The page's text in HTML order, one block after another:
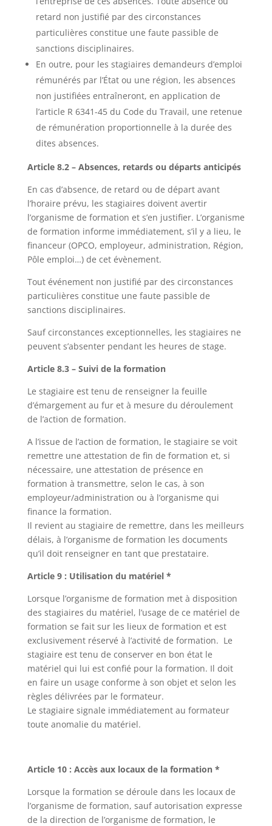
retard non justifié par des circonstances
particulières constitue une faute passible de
sanctions disciplinaires.
En outre, pour les stagiaires demandeurs d’emploi
rémunérés par l’État ou une région, les absences
non justifiées entraîneront, en application de
l’article R 6341-45 du Code du Travail, une retenue
de rémunération proportionnelle à la durée des
dites absences.
Article 8.2 – Absences, retards ou départs anticipés
En cas d’absence, de retard ou de départ avant
l’horaire prévu, les stagiaires doivent avertir
l’organisme de formation et s’en justifier. L’organisme
de formation informe immédiatement, s’il y a lieu, le
financeur (OPCO, employeur, administration, Région,
Pôle emploi…) de cet évènement.
Tout événement non justifié par des circonstances
particulières constitue une faute passible de
sanctions disciplinaires.
Sauf circonstances exceptionnelles, les stagiaires ne
peuvent s’absenter pendant les heures de stage.
Article 8.3 – Suivi de la formation
Le stagiaire est tenu de renseigner la feuille
d’émargement au fur et à mesure du déroulement
de l’action de formation.
A l’issue de l’action de formation, le stagiaire se voit
remettre une attestation de fin de formation et, si
nécessaire, une attestation de présence en
formation à transmettre, selon le cas, à son
employeur/administration ou à l’organisme qui
finance la formation.
Il revient au stagiaire de remettre, dans les meilleurs
délais, à l’organisme de formation les documents
qu’il doit renseigner en tant que prestataire.
Article 9 : Utilisation du matériel *
Lorsque l’organisme de formation met à disposition
des stagiaires du matériel, l’usage de ce matériel de
formation se fait sur les lieux de formation et est
exclusivement réservé à l’activité de formation. Le
stagiaire est tenu de conserver en bon état le
matériel qui lui est confié pour la formation. Il doit
en faire un usage conforme à son objet et selon les
règles délivrées par le formateur.
Le stagiaire signale immédiatement au formateur
toute anomalie du matériel.
Article 10 : Accès aux locaux de la formation *
Lorsque la formation se déroule dans les locaux de
l’organisme de formation, sauf autorisation expresse
de la direction de l’organisme de formation, le